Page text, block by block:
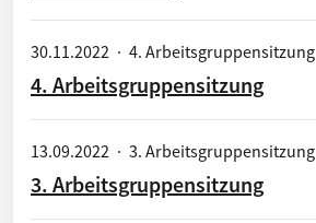
30.11.2022 · 4. Arbeitsgruppensitzung
4. Arbeitsgruppensitzung
13.09.2022 · 3. Arbeitsgruppensitzung
3. Arbeitsgruppensitzung